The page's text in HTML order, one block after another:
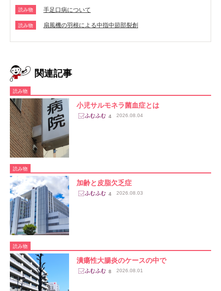
読み物 手足口病について
読み物 扇風機の羽根による中指中節部裂創
関連記事
読み物
小児サルモネラ菌血症とは
4 2026.08.04
読み物
加齢と皮脂欠乏症
4 2026.08.03
読み物
潰瘍性大腸炎のケースの中で
8 2026.08.01